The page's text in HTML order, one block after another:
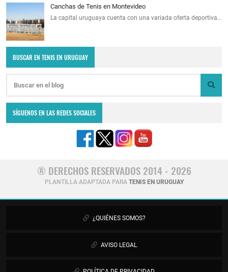
Canchas de Tenis en Montevideo
La capital uruguaya cuenta con una variada oferta deportiva…
BUSCAR EN TENIS EN URUGUAY
SÍGUENOS EN LAS REDES SOCIALES
® DERECHOS RESERVADOS 2014 - 2026
PLANTILLA ADAPTADA PARA TENIS EN URUGUAY
¿QUIÉNES SOMOS?
AVISO LEGAL